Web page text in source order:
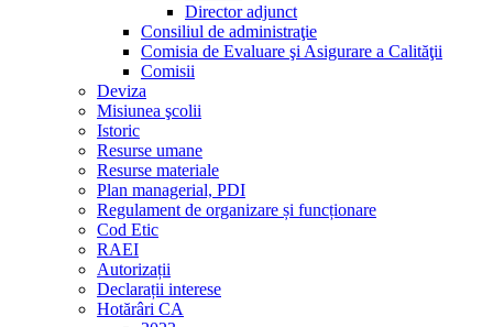
Director adjunct
Consiliul de administraţie
Comisia de Evaluare şi Asigurare a Calităţii
Comisii
Deviza
Misiunea şcolii
Istoric
Resurse umane
Resurse materiale
Plan managerial, PDI
Regulament de organizare și funcționare
Cod Etic
RAEI
Autorizații
Declarații interese
Hotărâri CA